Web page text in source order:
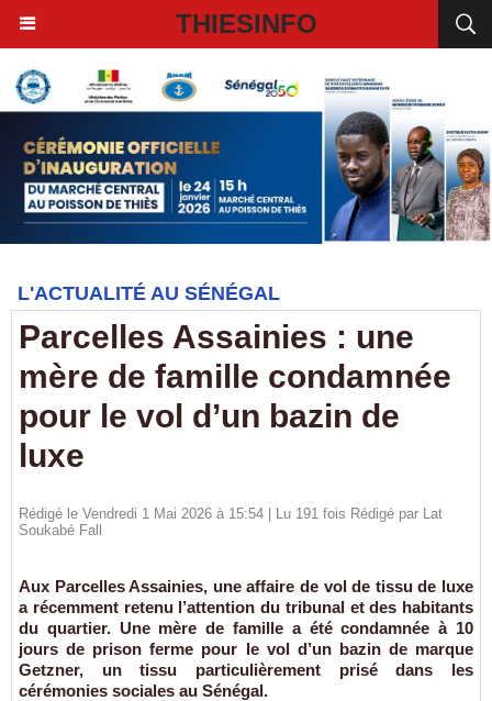
THIESINFO
L'ACTUALITÉ AU SÉNÉGAL
Parcelles Assainies : une
mère de famille condamnée
pour le vol d’un bazin de
luxe
Rédigé le Vendredi 1 Mai 2026 à 15:54 | Lu 191 fois Rédigé par Lat
Soukabé Fall
Aux Parcelles Assainies, une affaire de vol de tissu de luxe
a récemment retenu l’attention du tribunal et des habitants
du quartier. Une mère de famille a été condamnée à 10
jours de prison ferme pour le vol d’un bazin de marque
Getzner, un tissu particulièrement prisé dans les
cérémonies sociales au Sénégal.